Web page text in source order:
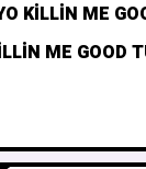
KILLIN ME
ME GOOD